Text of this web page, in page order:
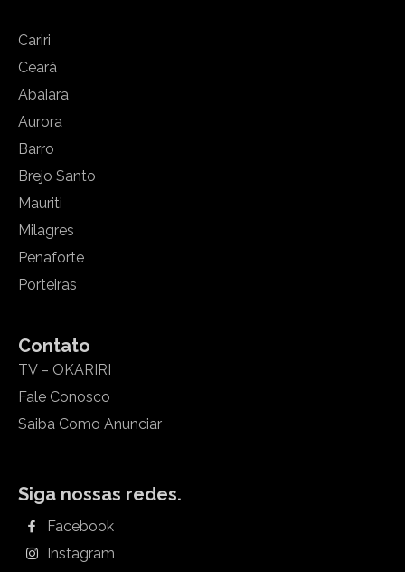
Cariri
Ceará
Abaiara
Aurora
Barro
Brejo Santo
Mauriti
Milagres
Penaforte
Porteiras
Contato
TV – OKARIRI
Fale Conosco
Saiba Como Anunciar
Siga nossas redes.
Facebook
Instagram